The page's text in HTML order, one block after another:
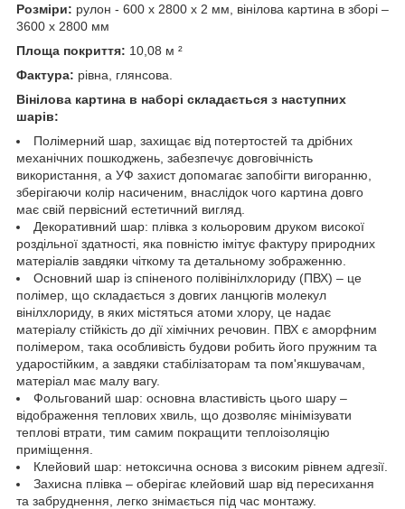
Розміри: рулон - 600 х 2800 х 2 мм, вінілова картина в зборі –
3600 х 2800 мм
Площа покриття: 10,08 м ²
Фактура: рівна, глянсова.
Вінілова картина в наборі складається з наступних
шарів:
Полімерний шар, захищає від потертостей та дрібних
механічних пошкоджень, забезпечує довговічність
використання, а УФ захист допомагає запобігти вигоранню,
зберігаючи колір насиченим, внаслідок чого картина довго
має свій первісний естетичний вигляд.
Декоративний шар: плівка з кольоровим друком високої
роздільної здатності, яка повністю імітує фактуру природних
матеріалів завдяки чіткому та детальному зображенню.
Основний шар із спіненого полівінілхлориду (ПВХ) – це
полімер, що складається з довгих ланцюгів молекул
вінілхлориду, в яких містяться атоми хлору, це надає
матеріалу стійкість до дії хімічних речовин. ПВХ є аморфним
полімером, така особливість будови робить його пружним та
ударостійким, а завдяки стабілізаторам та пом'якшувачам,
матеріал має малу вагу.
Фольгований шар: основна властивість цього шару –
відображення теплових хвиль, що дозволяє мінімізувати
теплові втрати, тим самим покращити теплоізоляцію
приміщення.
Клейовий шар: нетоксична основа з високим рівнем адгезії.
Захисна плівка – оберігає клейовий шар від пересихання
та забруднення, легко знімається під час монтажу.